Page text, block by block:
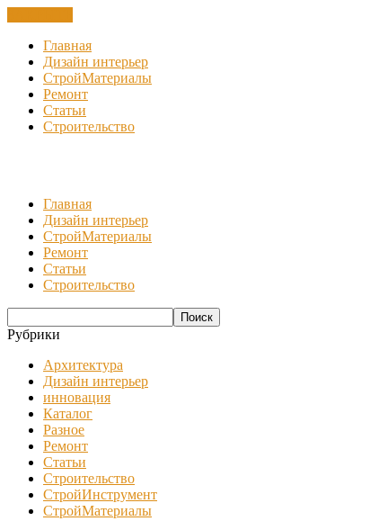
Главная
Дизайн интерьер
СтройМатериалы
Ремонт
Статьи
Строительство
Главная
Дизайн интерьер
СтройМатериалы
Ремонт
Статьи
Строительство
Рубрики
Архитектура
Дизайн интерьер
инновация
Каталог
Разное
Ремонт
Статьи
Строительство
СтройИнструмент
СтройМатериалы